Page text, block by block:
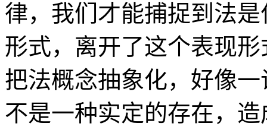
律，我们才能捕捉到法
形式，离开了这个表现
把法概念抽象化，好像
不是一种实定的存在，